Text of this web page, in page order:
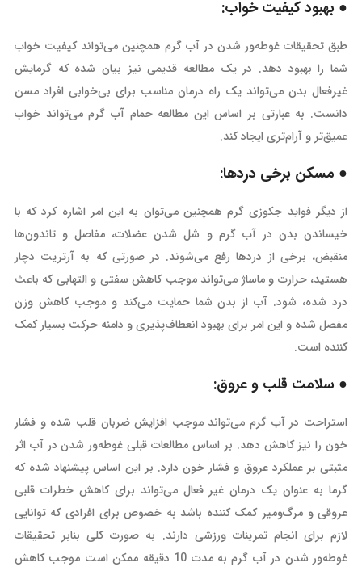
● بهبود کیفیت خواب:
طبق تحقیقات غوطه‌ور شدن در آب گرم همچنین می‌تواند کیفیت خواب
شما را بهبود دهد. در یک مطالعه قدیمی نیز بیان شده که گرمایش
غیرفعال بدن می‌تواند یک راه درمان مناسب برای بی‌خوابی افراد مسن
دانست‌. به عبارتی بر اساس این مطالعه حمام آب گرم می‌تواند خواب
عمیق‌تر و آرام‌تری ایجاد کند.
● مسکن برخی دردها:
از دیگر فواید جکوزی گرم همچنین می‌توان به این امر اشاره کرد که با
خیساندن بدن در آب گرم و شل شدن عضلات، مفاصل و تاندون‌ها
منقبض، برخی از دردها رفع می‌شوند. در صورتی که به آرتریت دچار
هستید، حرارت و ماساژ می‌تواند موجب کاهش سفتی و التهابی که باعث
درد شده، شود. آب از بدن شما حمایت می‌کند و موجب کاهش وزن
مفصل شده و این امر برای بهبود انعطاف‌پذیری و دامنه حرکت بسیار کمک
کننده است.
● سلامت قلب و عروق:
استراحت در آب گرم می‌تواند موجب افزایش ضربان قلب شده و فشار
خون را نیز کاهش دهد. بر اساس مطالعات قبلی غوطه‌ور شدن در آب اثر
مثبتی بر عملکرد عروق و فشار خون دارد. بر این اساس پیشنهاد شده که
گرما به عنوان یک درمان غیر فعال می‌تواند برای کاهش خطرات قلبی
عروقی و مرگ‌ومیر کمک کننده باشد به خصوص برای افرادی که توانایی
لازم برای انجام تمرینات ورزشی دارند. به صورت کلی بنابر تحقیقات
غوطه‌ور شدن در آب گرم به مدت 10 دقیقه ممکن است موجب کاهش